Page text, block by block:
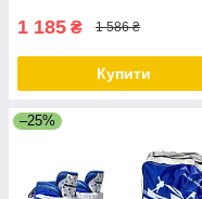
1 185 ₴ 1 586 ₴
Купити
–25%